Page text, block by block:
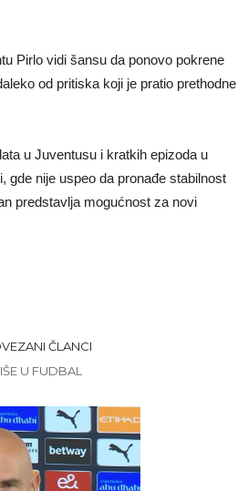
Pirlo vidi šansu da ponovo pokrene
od pritiska koji je pratio prethodne
u Juventusu i kratkih epizoda u
gde nije uspeo da pronađe stabilnost
predstavlja mogućnost za novi
ČLANCI
U FUDBAL